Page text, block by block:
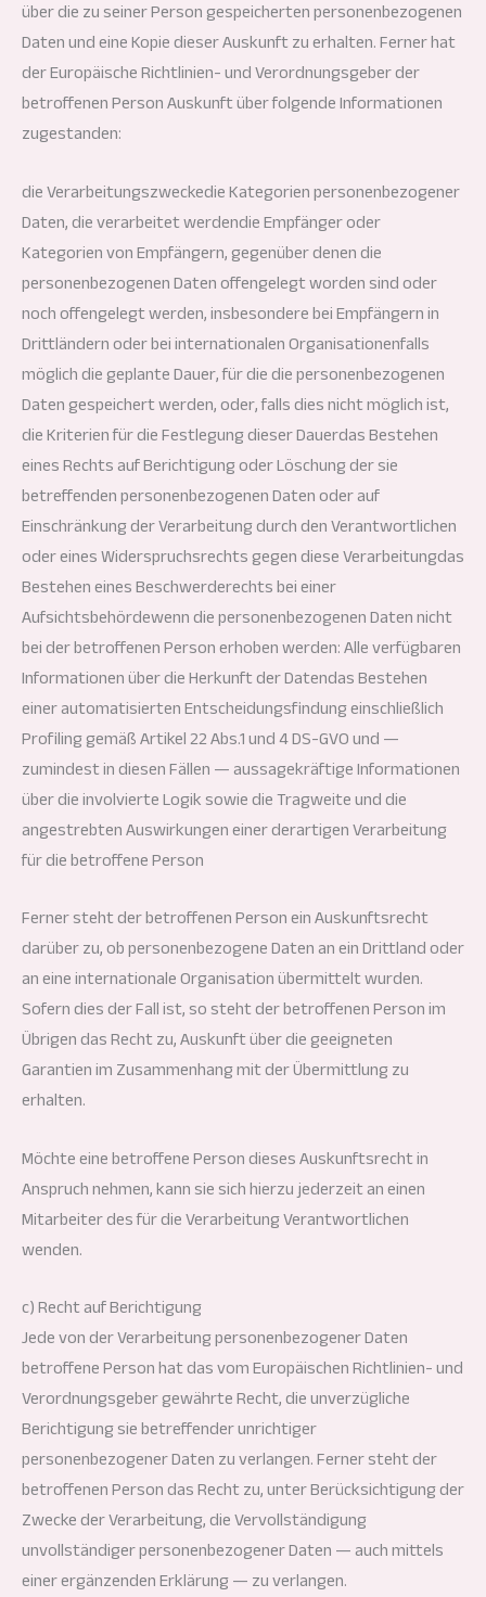
über die zu seiner Person gespeicherten personenbezogenen
Daten und eine Kopie dieser Auskunft zu erhalten. Ferner hat
der Europäische Richtlinien- und Verordnungsgeber der
betroffenen Person Auskunft über folgende Informationen
zugestanden:
die Verarbeitungszweckedie Kategorien personenbezogener
Daten, die verarbeitet werdendie Empfänger oder
Kategorien von Empfängern, gegenüber denen die
personenbezogenen Daten offengelegt worden sind oder
noch offengelegt werden, insbesondere bei Empfängern in
Drittländern oder bei internationalen Organisationenfalls
möglich die geplante Dauer, für die die personenbezogenen
Daten gespeichert werden, oder, falls dies nicht möglich ist,
die Kriterien für die Festlegung dieser Dauerdas Bestehen
eines Rechts auf Berichtigung oder Löschung der sie
betreffenden personenbezogenen Daten oder auf
Einschränkung der Verarbeitung durch den Verantwortlichen
oder eines Widerspruchsrechts gegen diese Verarbeitungdas
Bestehen eines Beschwerderechts bei einer
Aufsichtsbehördewenn die personenbezogenen Daten nicht
bei der betroffenen Person erhoben werden: Alle verfügbaren
Informationen über die Herkunft der Datendas Bestehen
einer automatisierten Entscheidungsfindung einschließlich
Profiling gemäß Artikel 22 Abs.1 und 4 DS-GVO und —
zumindest in diesen Fällen — aussagekräftige Informationen
über die involvierte Logik sowie die Tragweite und die
angestrebten Auswirkungen einer derartigen Verarbeitung
für die betroffene Person
Ferner steht der betroffenen Person ein Auskunftsrecht
darüber zu, ob personenbezogene Daten an ein Drittland oder
an eine internationale Organisation übermittelt wurden.
Sofern dies der Fall ist, so steht der betroffenen Person im
Übrigen das Recht zu, Auskunft über die geeigneten
Garantien im Zusammenhang mit der Übermittlung zu
erhalten.
Möchte eine betroffene Person dieses Auskunftsrecht in
Anspruch nehmen, kann sie sich hierzu jederzeit an einen
Mitarbeiter des für die Verarbeitung Verantwortlichen
wenden.
c) Recht auf Berichtigung
Jede von der Verarbeitung personenbezogener Daten
betroffene Person hat das vom Europäischen Richtlinien- und
Verordnungsgeber gewährte Recht, die unverzügliche
Berichtigung sie betreffender unrichtiger
personenbezogener Daten zu verlangen. Ferner steht der
betroffenen Person das Recht zu, unter Berücksichtigung der
Zwecke der Verarbeitung, die Vervollständigung
unvollständiger personenbezogener Daten — auch mittels
einer ergänzenden Erklärung — zu verlangen.